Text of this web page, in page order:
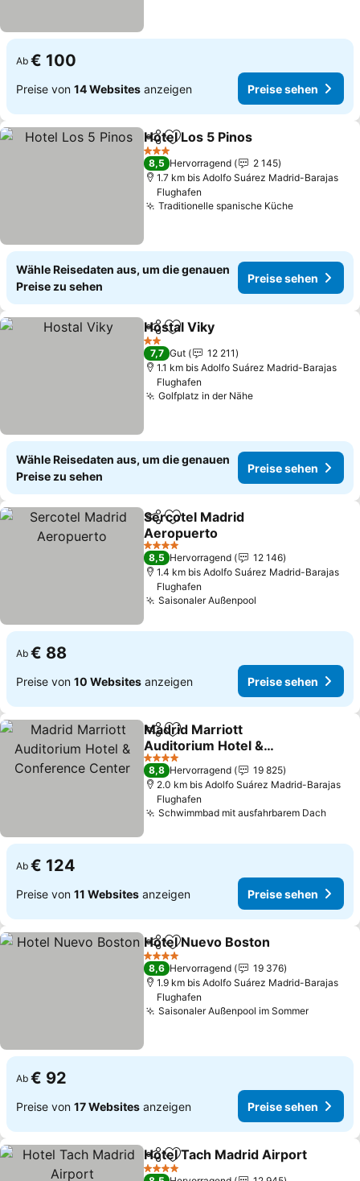
Ab € 100
Preise von 14 Websites anzeigen Preise sehen
TeilenZu Favoriten hinzufügen
Hotel Los 5 Pinos
3 Sterne
8,5 Hervorragend
2 145
1.7 km bis Adolfo Suárez Madrid-Barajas
Flughafen
Traditionelle spanische Küche
Wähle Reisedaten aus, um die genauen
Preise zu sehen
Preise sehen
TeilenZu Favoriten hinzufügen
Hostal Viky
2 Sterne
7,7 Gut
12 211
1.1 km bis Adolfo Suárez Madrid-Barajas
Flughafen
Golfplatz in der Nähe
Wähle Reisedaten aus, um die genauen
Preise zu sehen
Preise sehen
TeilenZu Favoriten hinzufügen
Sercotel Madrid
Aeropuerto
4 Sterne
8,5 Hervorragend
12 146
1.4 km bis Adolfo Suárez Madrid-Barajas
Flughafen
Saisonaler Außenpool
Ab € 88
Preise von 10 Websites anzeigen Preise sehen
TeilenZu Favoriten hinzufügen
Madrid Marriott
Auditorium Hotel &
Conference Center
4 Sterne
8,8 Hervorragend
19 825
2.0 km bis Adolfo Suárez Madrid-Barajas
Flughafen
Schwimmbad mit ausfahrbarem Dach
Ab € 124
Preise von 11 Websites anzeigen Preise sehen
TeilenZu Favoriten hinzufügen
Hotel Nuevo Boston
4 Sterne
8,6 Hervorragend
19 376
1.9 km bis Adolfo Suárez Madrid-Barajas
Flughafen
Saisonaler Außenpool im Sommer
Ab € 92
Preise von 17 Websites anzeigen Preise sehen
TeilenZu Favoriten hinzufügen
Hotel Tach Madrid Airport
4 Sterne